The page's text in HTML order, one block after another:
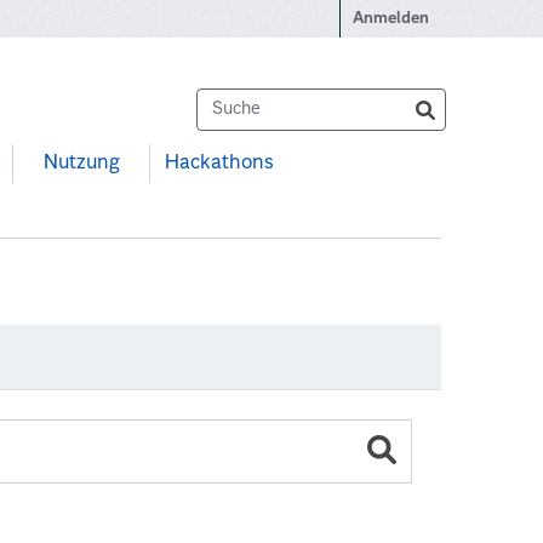
Anmelden
Nutzung Hackathons